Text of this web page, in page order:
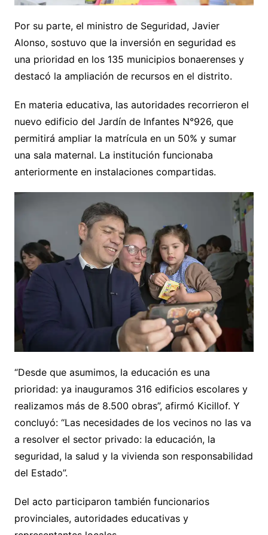
Por su parte, el ministro de Seguridad, Javier
Alonso, sostuvo que la inversión en seguridad es
una prioridad en los 135 municipios bonaerenses y
destacó la ampliación de recursos en el distrito.
En materia educativa, las autoridades recorrieron el
nuevo edificio del Jardín de Infantes N°926, que
permitirá ampliar la matrícula en un 50% y sumar
una sala maternal. La institución funcionaba
anteriormente en instalaciones compartidas.
“Desde que asumimos, la educación es una
prioridad: ya inauguramos 316 edificios escolares y
realizamos más de 8.500 obras”, afirmó Kicillof. Y
concluyó: “Las necesidades de los vecinos no las va
a resolver el sector privado: la educación, la
seguridad, la salud y la vivienda son responsabilidad
del Estado”.
Del acto participaron también funcionarios
provinciales, autoridades educativas y